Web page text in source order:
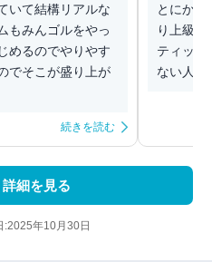
いて結構リアルな
もみんゴルをやっ
めるのでやりやす
でそこが盛り上が
続きを読む
とにか
り上級
ティック
ない人に
細を見る
:2025年10月30日